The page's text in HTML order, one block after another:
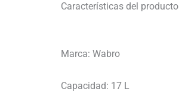
Características del producto
Marca: Wabro
Capacidad: 17 L